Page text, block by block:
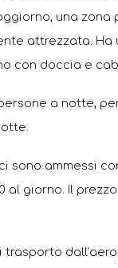
una zona
attrezzata. Ha
con doccia e
a notte,
sono ammessi
al giorno. Il
trasporto